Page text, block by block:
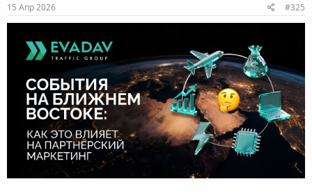
15 Апр 2026 #325